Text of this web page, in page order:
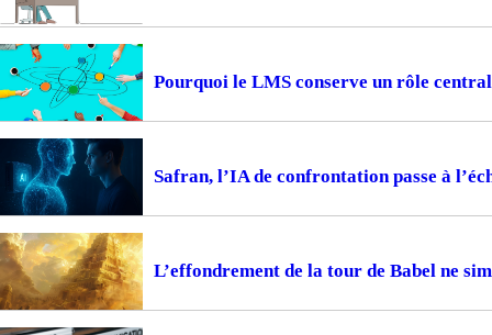
Pourquoi le LMS conserve un rôle
Safran, l’IA de confrontation passe à
L’effondrement de la tour de Babel ne